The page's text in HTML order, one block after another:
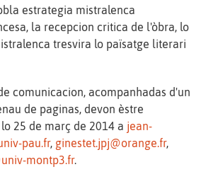
estrategia mistralenca
la recepcion critica de l'òbra, lo
tresvira lo païsatge literari
comunicacion, acompanhadas d'un
de paginas, devon èstre
25 de març de 2014 a jean-
pau.fr, ginestet.jpj@orange.fr,
montp3.fr.